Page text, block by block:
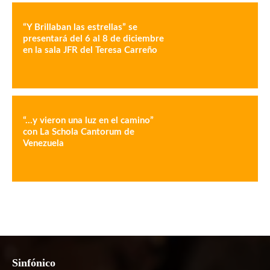
“Y Brillaban las estrellas” se
presentará del 6 al 8 de diciembre
en la sala JFR del Teresa Carreño
“…y vieron una luz en el camino”
con La Schola Cantorum de
Venezuela
Sinfónico